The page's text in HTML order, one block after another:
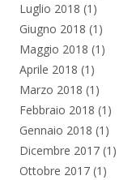
Luglio 2018 (1)
Giugno 2018 (1)
Maggio 2018 (1)
Aprile 2018 (1)
Marzo 2018 (1)
Febbraio 2018 (1)
Gennaio 2018 (1)
Dicembre 2017 (1)
Ottobre 2017 (1)